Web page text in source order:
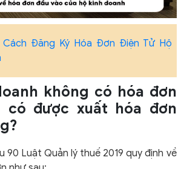
Cách Đăng Ký Hóa Đơn Điện Tử Hộ
không có hóa đơn
có được xuất hóa đơn
90 Luật Quản lý thuế 2019 quy định về